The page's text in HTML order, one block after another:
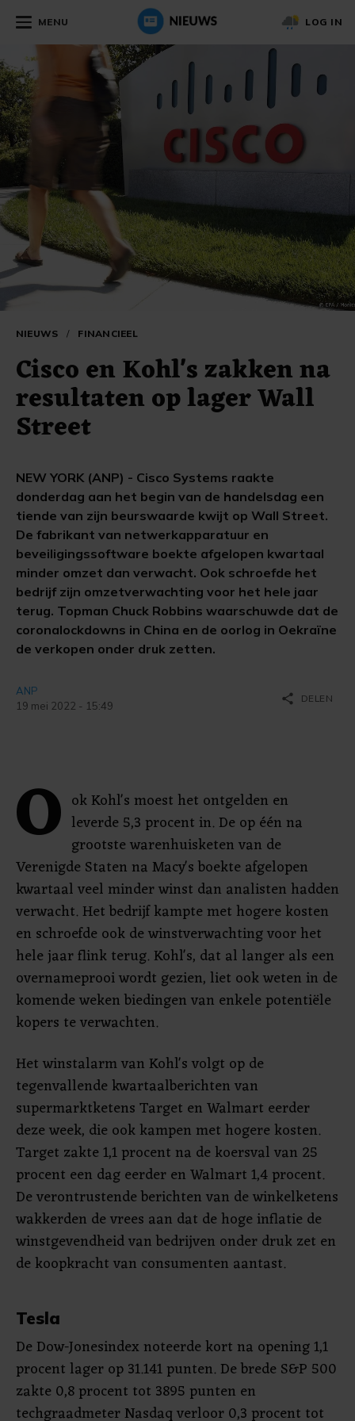
MENU LOG IN
NIEUWS / FINANCIEEL
Cisco en Kohl's zakken na
resultaten op lager Wall
Street
NEW YORK (ANP) - Cisco Systems raakte
donderdag aan het begin van de handelsdag een
tiende van zijn beurswaarde kwijt op Wall Street.
De fabrikant van netwerkapparatuur en
beveiligingssoftware boekte afgelopen kwartaal
minder omzet dan verwacht. Ook schroefde het
bedrijf zijn omzetverwachting voor het hele jaar
terug. Topman Chuck Robbins waarschuwde dat de
coronalockdowns in China en de oorlog in Oekraïne
de verkopen onder druk zetten.
ANP
19 mei 2022 - 15:49
share DELEN
O ok Kohl's moest het ontgelden en
leverde 5,3 procent in. De op één na
grootste warenhuisketen van de
Verenigde Staten na Macy's boekte afgelopen
kwartaal veel minder winst dan analisten hadden
verwacht. Het bedrijf kampte met hogere kosten
en schroefde ook de winstverwachting voor het
hele jaar flink terug. Kohl's, dat al langer als een
overnameprooi wordt gezien, liet ook weten in de
komende weken biedingen van enkele potentiële
kopers te verwachten.
Het winstalarm van Kohl's volgt op de
tegenvallende kwartaalberichten van
supermarktketens Target en Walmart eerder
deze week, die ook kampen met hogere kosten.
Target zakte 1,1 procent na de koersval van 25
procent een dag eerder en Walmart 1,4 procent.
De verontrustende berichten van de winkelketens
wakkerden de vrees aan dat de hoge inflatie de
winstgevendheid van bedrijven onder druk zet en
de koopkracht van consumenten aantast.
Tesla
De Dow-Jonesindex noteerde kort na opening 1,1
procent lager op 31.141 punten. De brede S&P 500
zakte 0,8 procent tot 3895 punten en
techgraadmeter Nasdaq verloor 0,3 procent tot